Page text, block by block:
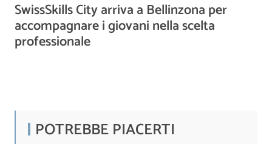
SwissSkills City arriva a Bellinzona per
accompagnare i giovani nella scelta
professionale
POTREBBE PIACERTI